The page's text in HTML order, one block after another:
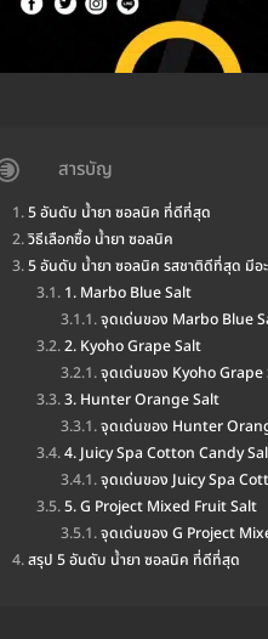
สารบัญ
5 อันดับ น้ำยา ซอลนิค ที่ดีที่สุด
วิธีเลือกซื้อ น้ำยา ซอลนิค
5 อันดับ น้ำยา ซอลนิค รสชาติดีที่สุด มีอะ
1. Marbo Blue Salt
จุดเด่นของ Marbo Blue
2. Kyoho Grape Salt
จุดเด่นของ Kyoho Grape
3. Hunter Orange Salt
จุดเด่นของ Hunter
4. Juicy Spa Cotton Candy
จุดเด่นของ Juicy Spa
5. G Project Mixed Fruit Salt
จุดเด่นของ G Project
สรุป 5 อันดับ น้ำยา ซอลนิค ที่ดีที่สุด